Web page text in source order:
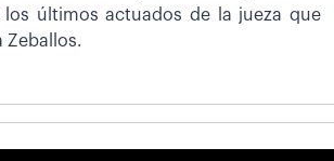
los últimos actuados de la jueza que
Zeballos.